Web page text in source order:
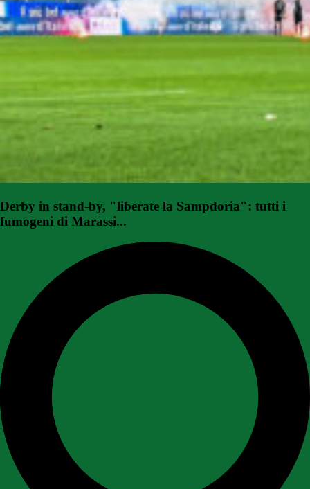
Derby in stand-by, "liberate la Sampdoria": tutti i
fumogeni di Marassi...